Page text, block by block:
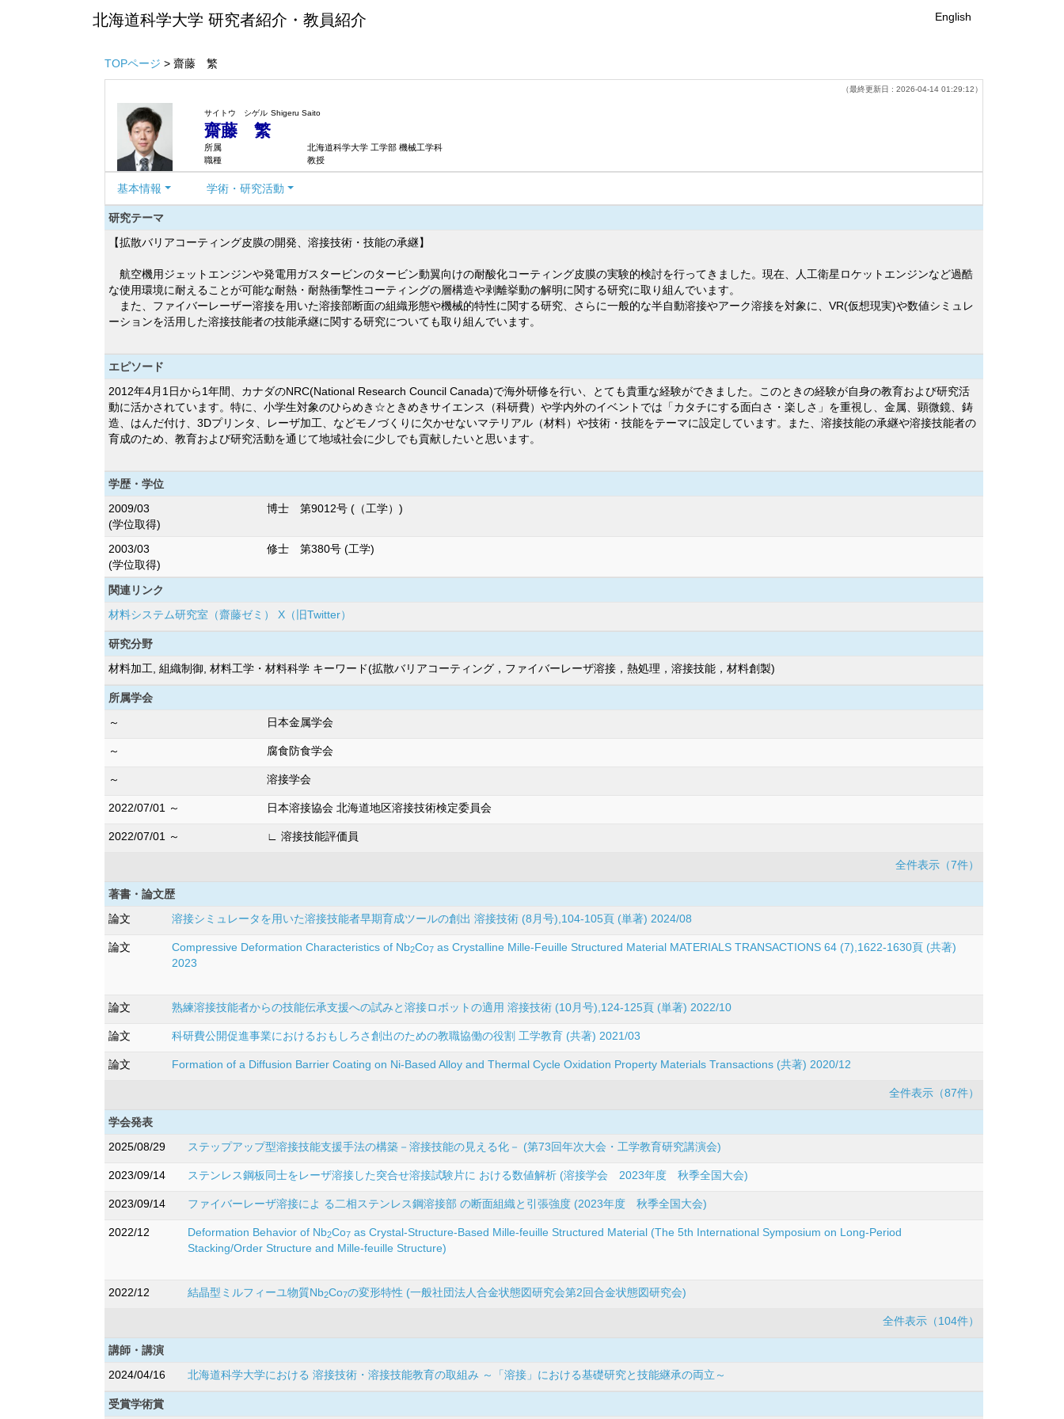
北海道科学大学 研究者紹介・教員紹介 English
TOPページ > 齋藤 繁
（最終更新日 : 2026-04-14 01:29:12）
サイトウ シゲル Shigeru Saito
齋藤 繁
所属
北海道科学大学 工学部 機械工学科
職種
教授
基本情報 学術・研究活動
研究テーマ
【拡散バリアコーティング皮膜の開発、溶接技術・技能の承継】
航空機用ジェットエンジンや発電用ガスタービンのタービン動翼向けの耐酸化コーティング皮膜の実験的検討を行ってきました。現在、人工衛星ロケットエンジンなど過酷
な使用環境に耐えることが可能な耐熱・耐熱衝撃性コーティングの層構造や剥離挙動の解明に関する研究に取り組んでいます。
また、ファイバーレーザー溶接を用いた溶接部断面の組織形態や機械的特性に関する研究、さらに一般的な半自動溶接やアーク溶接を対象に、VR(仮想現実)や数値シミュレ
ーションを活用した溶接技能者の技能承継に関する研究についても取り組んでいます。
エピソード
2012年4月1日から1年間、カナダのNRC(National Research Council Canada)で海外研修を行い、とても貴重な経験ができました。このときの経験が自身の教育および研究活
動に活かされています。特に、小学生対象のひらめき☆ときめきサイエンス（科研費）や学内外のイベントでは「カタチにする面白さ・楽しさ」を重視し、金属、顕微鏡、鋳
造、はんだ付け、3Dプリンタ、レーザ加工、などモノづくりに欠かせないマテリアル（材料）や技術・技能をテーマに設定しています。また、溶接技能の承継や溶接技能者の
育成のため、教育および研究活動を通じて地域社会に少しでも貢献したいと思います。
学歴・学位
2009/03
(学位取得)
博士 第9012号 (（工学）)
2003/03
(学位取得)
修士 第380号 (工学)
関連リンク
材料システム研究室（齋藤ゼミ） X（旧Twitter）
研究分野
材料加工, 組織制御, 材料工学・材料科学 キーワード(拡散バリアコーティング，ファイバーレーザ溶接，熱処理，溶接技能，材料創製)
所属学会
～
日本金属学会
～ 腐食防食学会
～ 溶接学会
2022/07/01 ～ 日本溶接協会 北海道地区溶接技術検定委員会
2022/07/01 ～ ∟ 溶接技能評価員
全件表示（7件）
著書・論文歴
論文
溶接シミュレータを用いた溶接技能者早期育成ツールの創出 溶接技術 (8月号),104-105頁 (単著) 2024/08
論文 Compressive Deformation Characteristics of Nb2Co7 as Crystalline Mille-Feuille Structured Material MATERIALS TRANSACTIONS 64 (7),1622-1630頁 (共著)
2023
論文 熟練溶接技能者からの技能伝承支援への試みと溶接ロボットの適用 溶接技術 (10月号),124-125頁 (単著) 2022/10
論文 科研費公開促進事業におけるおもしろさ創出のための教職協働の役割 工学教育 (共著) 2021/03
論文 Formation of a Diffusion Barrier Coating on Ni-Based Alloy and Thermal Cycle Oxidation Property Materials Transactions (共著) 2020/12
全件表示（87件）
学会発表
2025/08/29
ステップアップ型溶接技能支援手法の構築－溶接技能の見える化－ (第73回年次大会・工学教育研究講演会)
2023/09/14 ステンレス鋼板同士をレーザ溶接した突合せ溶接試験片に おける数値解析 (溶接学会 2023年度 秋季全国大会)
2023/09/14 ファイバーレーザ溶接によ る二相ステンレス鋼溶接部 の断面組織と引張強度 (2023年度 秋季全国大会)
2022/12 Deformation Behavior of Nb2Co7 as Crystal-Structure-Based Mille-feuille Structured Material (The 5th International Symposium on Long-Period
Stacking/Order Structure and Mille-feuille Structure)
2022/12 結晶型ミルフィーユ物質Nb2Co7の変形特性 (一般社団法人合金状態図研究会第2回合金状態図研究会)
全件表示（104件）
講師・講演
2024/04/16
北海道科学大学における 溶接技術・溶接技能教育の取組み ～「溶接」における基礎研究と技能継承の両立～
受賞学術賞